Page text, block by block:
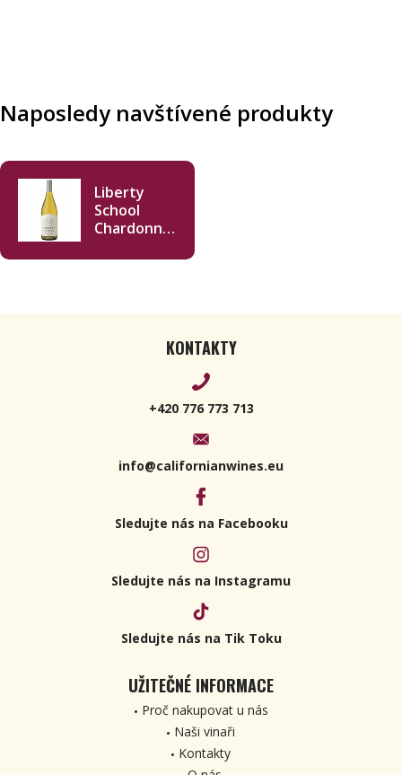
Naposledy navštívené produkty
Liberty
School
Chardonnay
KONTAKTY
+420 776 773 713
info@californianwines.eu
Sledujte nás na Facebooku
Sledujte nás na Instagramu
Sledujte nás na Tik Toku
UŽITEČNÉ INFORMACE
Proč nakupovat u nás
Naši vinaři
Kontakty